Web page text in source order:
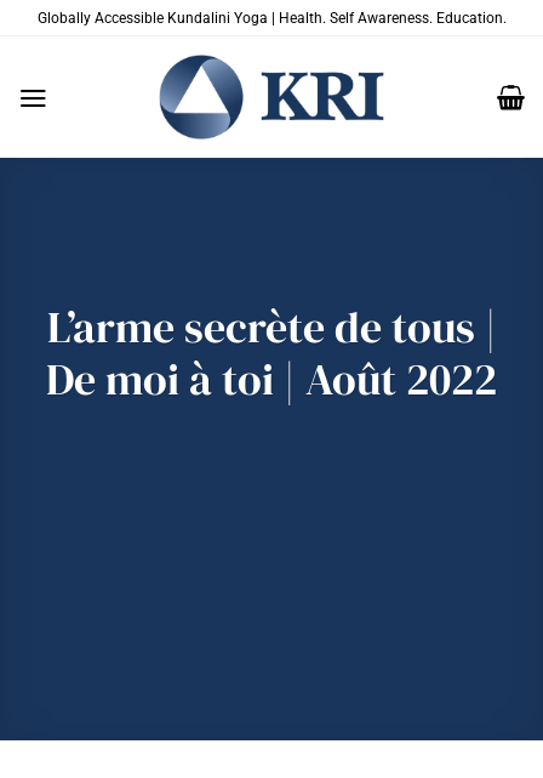
PasserGlobally Accessible Kundalini Yoga | Health. Self Awareness. Education.
L’arme secrète de tous |
De moi à toi | Août 2022